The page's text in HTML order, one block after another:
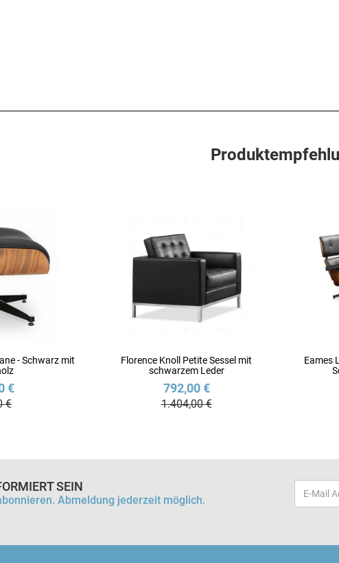
- Schwarz mit
€
€
Florence Knoll Petite Sessel mit
schwarzem Leder
792,00 €
1.404,00 €
Eames
SEIN
Abmeldung jederzeit möglich.
Email-
Adresse